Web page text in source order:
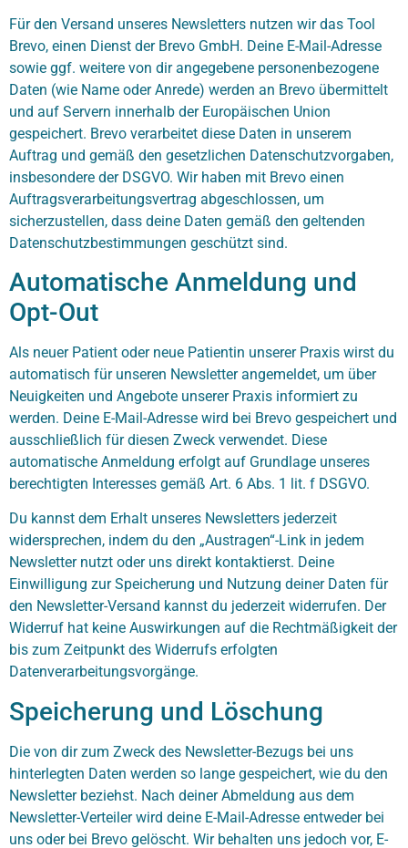
Für den Versand unseres Newsletters nutzen wir das Tool
Brevo, einen Dienst der Brevo GmbH. Deine E-Mail-Adresse
sowie ggf. weitere von dir angegebene personenbezogene
Daten (wie Name oder Anrede) werden an Brevo übermittelt
und auf Servern innerhalb der Europäischen Union
gespeichert. Brevo verarbeitet diese Daten in unserem
Auftrag und gemäß den gesetzlichen Datenschutzvorgaben,
insbesondere der DSGVO. Wir haben mit Brevo einen
Auftragsverarbeitungsvertrag abgeschlossen, um
sicherzustellen, dass deine Daten gemäß den geltenden
Datenschutzbestimmungen geschützt sind.
Automatische Anmeldung und
Opt-Out
Als neuer Patient oder neue Patientin unserer Praxis wirst du
automatisch für unseren Newsletter angemeldet, um über
Neuigkeiten und Angebote unserer Praxis informiert zu
werden. Deine E-Mail-Adresse wird bei Brevo gespeichert und
ausschließlich für diesen Zweck verwendet. Diese
automatische Anmeldung erfolgt auf Grundlage unseres
berechtigten Interesses gemäß Art. 6 Abs. 1 lit. f DSGVO.
Du kannst dem Erhalt unseres Newsletters jederzeit
widersprechen, indem du den „Austragen“-Link in jedem
Newsletter nutzt oder uns direkt kontaktierst. Deine
Einwilligung zur Speicherung und Nutzung deiner Daten für
den Newsletter-Versand kannst du jederzeit widerrufen. Der
Widerruf hat keine Auswirkungen auf die Rechtmäßigkeit der
bis zum Zeitpunkt des Widerrufs erfolgten
Datenverarbeitungsvorgänge.
Speicherung und Löschung
Die von dir zum Zweck des Newsletter-Bezugs bei uns
hinterlegten Daten werden so lange gespeichert, wie du den
Newsletter beziehst. Nach deiner Abmeldung aus dem
Newsletter-Verteiler wird deine E-Mail-Adresse entweder bei
uns oder bei Brevo gelöscht. Wir behalten uns jedoch vor, E-